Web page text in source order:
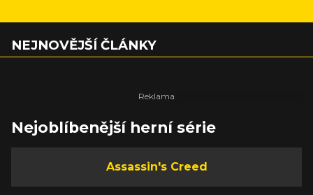
NEJNOVĚJŠÍ ČLÁNKY
Nejoblíbenější herní série
Assassin's Creed